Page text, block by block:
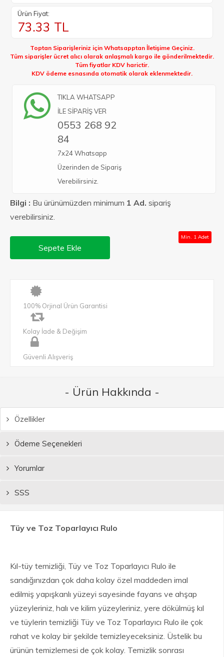
Ürün Fiyat:
73.33 TL
Toptan Siparişleriniz için Whatsapptan İletişime Geçiniz.
Tüm siparişler ücret alıcı olarak anlaşmalı kargo ile gönderilmektedir.
Tüm fiyatlar KDV harictir.
KDV ödeme esnasında otomatik olarak eklenmektedir.
TIKLA WHATSAPP
İLE SİPARİŞ VER
0553 268 92
84
7x24 Whatsapp
Üzerinden de Sipariş
Verebilirsiniz.
Bilgi : Bu ürünümüzden minimum 1 Ad. sipariş
verebilirsiniz.
Sepete Ekle
Min. 1 Adet
100% Orjinal Ürün Garantisi
Kolay İade & Değişim
Güvenli Alışveriş
- Ürün Hakkında -
Özellikler
Ödeme Seçenekleri
Yorumlar
SSS
Tüy ve Toz Toparlayıcı Rulo
Kıl-tüy temizliği, Tüy ve Toz Toparlayıcı Rulo ile
sandığınızdan çok daha kolay özel maddeden imal
edilmiş yapışkanlı yüzeyi sayesinde fayans ve ahşap
yüzeyleriniz, halı ve kilim yüzeyleriniz, yere dökülmüş kıl
ve tüylerin temizliği Tüy ve Toz Toparlayıcı Rulo ile çok
rahat ve kolay bir şekilde temizleyeceksiniz. Üstelik bu
ürünün temizlemesi de çok kolay. Temizlik sonrası